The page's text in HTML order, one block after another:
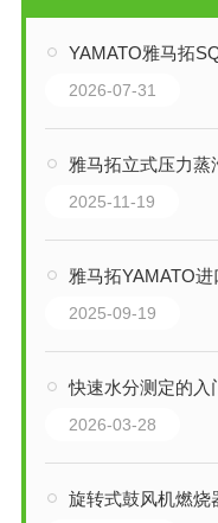
YAMATO雅马拓
2026-07-31
雅马拓立式压力蒸汽
2025-11-19
雅马拓YAMATO
2025-09-19
快速水分测定的入门之
2026-03-28
旋转式鼓风机燃烧